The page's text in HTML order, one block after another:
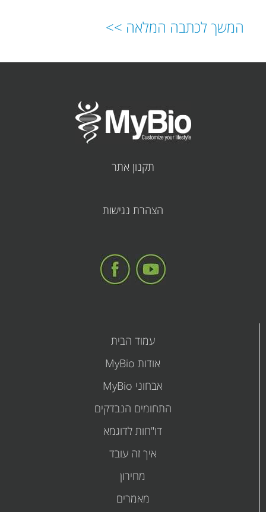
המשך לכתבה המלאה >>
תקנון אתר
הצהרת נגישות
עמוד הבית
אודות MyBio
אבחוני MyBio
התחומים הנבדקים
דו"חות לדוגמא
איך זה עובד
מחירון
מאמרים